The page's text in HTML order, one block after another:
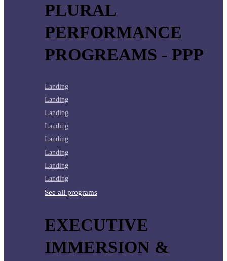
PLURAL
PERFORMANCE
PROGREAMS - PPP
Landing
Landing
Landing
Landing
Landing
Landing
Landing
Landing
See all programs
EXECUTIVE
IMMERSION &